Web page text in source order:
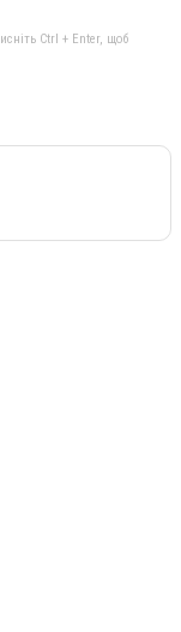
Ctrl + Enter, щоб